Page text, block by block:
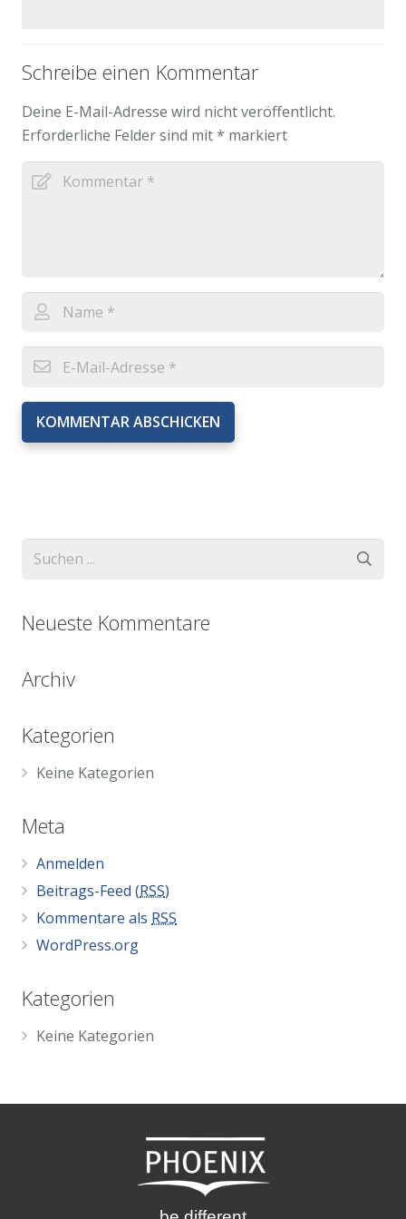
Schreibe einen Kommentar
Deine E-Mail-Adresse wird nicht veröffentlicht.
Erforderliche Felder sind mit* markiert
KOMMENTAR ABSCHICKEN
Neueste Kommentare
Archiv
Kategorien
Keine Kategorien
Meta
Anmelden
Beitrags-Feed (RSS)
Kommentare als RSS
WordPress.org
Kategorien
Keine Kategorien